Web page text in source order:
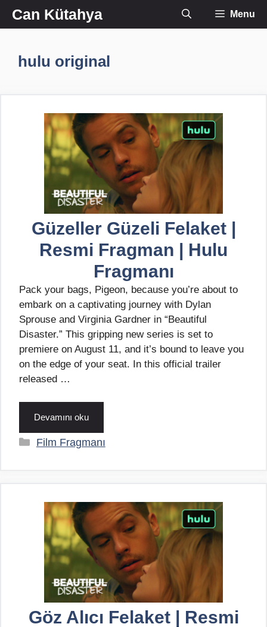
İçeriğe
atlaCan Kütahya Menu
hulu original
Güzeller Güzeli Felaket |
Resmi Fragman | Hulu
Fragmanı
Pack your bags, Pigeon, because you’re about to
embark on a captivating journey with Dylan
Sprouse and Virginia Gardner in “Beautiful
Disaster.” This gripping new series is set to
premiere on August 11, and it’s bound to leave you
on the edge of your seat. In this official trailer
released …
Devamını oku
Kategoriler
Film Fragmanı
Göz Alıcı Felaket | Resmi